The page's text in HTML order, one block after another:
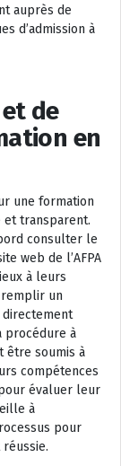
auprès de
d’admission à
de
en
une formation
et transparent.
consulter le
web de l’AFPA
à leurs
un
procédure à
être soumis à
compétences
évaluer leur
à
pour